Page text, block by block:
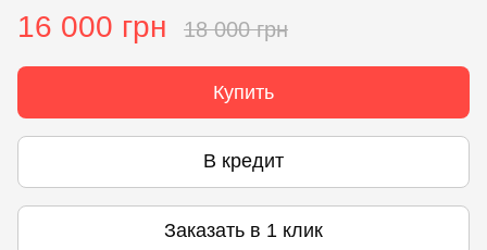
16 000 грн 18 000 грн
Купить
В кредит
Заказать в 1 клик